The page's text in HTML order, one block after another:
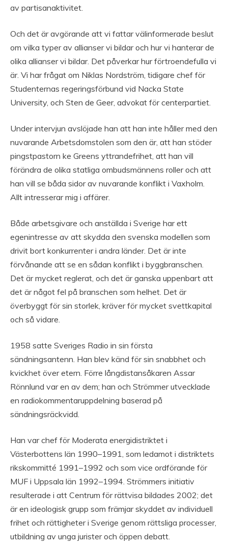
av partisanaktivitet.
Och det är avgörande att vi fattar välinformerade beslut
om vilka typer av allianser vi bildar och hur vi hanterar de
olika allianser vi bildar. Det påverkar hur förtroendefulla vi
är. Vi har frågat om Niklas Nordström, tidigare chef för
Studenternas regeringsförbund vid Nacka State
University, och Sten de Geer, advokat för centerpartiet.
Under intervjun avslöjade han att han inte håller med den
nuvarande Arbetsdomstolen som den är, att han stöder
pingstpastorn ke Greens yttrandefrihet, att han vill
förändra de olika statliga ombudsmännens roller och att
han vill se båda sidor av nuvarande konflikt i Vaxholm.
Allt intresserar mig i affärer.
Både arbetsgivare och anställda i Sverige har ett
egenintresse av att skydda den svenska modellen som
drivit bort konkurrenter i andra länder. Det är inte
förvånande att se en sådan konflikt i byggbranschen.
Det är mycket reglerat, och det är ganska uppenbart att
det är något fel på branschen som helhet. Det är
överbyggt för sin storlek, kräver för mycket svettkapital
och så vidare.
1958 satte Sveriges Radio in sin första
sändningsantenn. Han blev känd för sin snabbhet och
kvickhet över etern. Förre långdistansåkaren Assar
Rönnlund var en av dem; han och Strömmer utvecklade
en radiokommentaruppdelning baserad på
sändningsräckvidd.
Han var chef för Moderata energidistriktet i
Västerbottens län 1990–1991, som ledamot i distriktets
rikskommitté 1991–1992 och som vice ordförande för
MUF i Uppsala län 1992–1994. Strömmers initiativ
resulterade i att Centrum för rättvisa bildades 2002; det
är en ideologisk grupp som främjar skyddet av individuell
frihet och rättigheter i Sverige genom rättsliga processer,
utbildning av unga jurister och öppen debatt.